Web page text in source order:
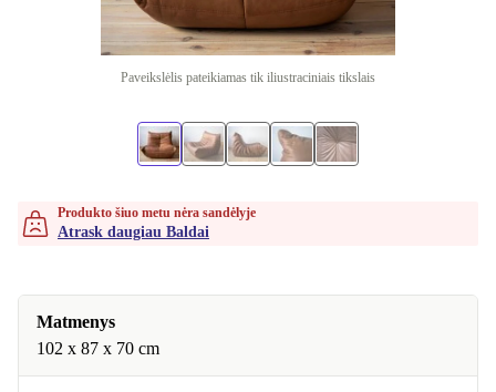
Paveikslėlis pateikiamas tik iliustraciniais tikslais
Produkto šiuo metu nėra sandėlyje
Atrask daugiau Baldai
Matmenys
102 x 87 x 70 cm